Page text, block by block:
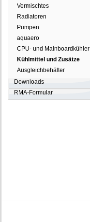
Vermischtes
Radiatoren
Pumpen
aquaero
CPU- und Mainboardkühler
Kühlmittel und Zusätze
Ausgleichbehälter
Downloads
RMA-Formular